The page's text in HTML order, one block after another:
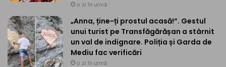
o zi în urmă
„Anna, ține-ți prostul acasă!”. Gestul
unui turist pe Transfăgărășan a stârnit
un val de indignare. Poliția și Garda de
Mediu fac verificări
o zi în urmă